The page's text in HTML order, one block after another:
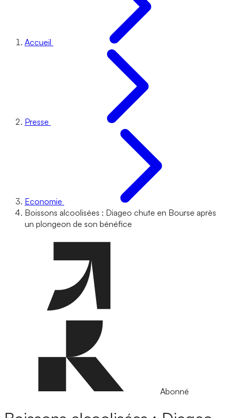
Accueil
Presse
Economie
Boissons alcoolisées : Diageo chute en Bourse après
un plongeon de son bénéfice
Abonné